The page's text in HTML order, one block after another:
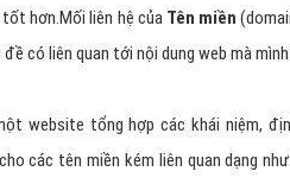
hơn.Mối liên hệ của Tên miền
có liên quan tới nội dung web mà
website tổng hợp các khái niệm,
các tên miền kém liên quan dạng